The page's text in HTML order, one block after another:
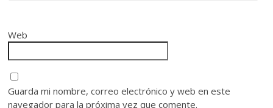
Web
Guarda mi nombre, correo electrónico y web en este
navegador para la próxima vez que comente.